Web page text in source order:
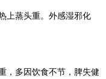
上蒸头重。外感湿邪化
，多因饮食不节，脾失健